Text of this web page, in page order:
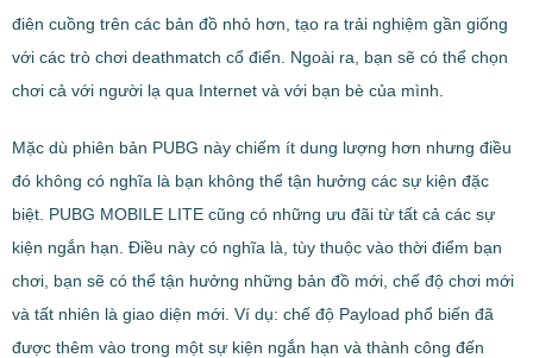
điên cuồng trên các bản đồ nhỏ hơn, tạo ra trải nghiệm gần giống
với các trò chơi deathmatch cổ điển. Ngoài ra, bạn sẽ có thể chọn
chơi cả với người lạ qua Internet và với bạn bè của mình.
Mặc dù phiên bản PUBG này chiếm ít dung lượng hơn nhưng điều
đó không có nghĩa là bạn không thể tận hưởng các sự kiện đặc
biệt. PUBG MOBILE LITE cũng có những ưu đãi từ tất cả các sự
kiện ngắn hạn. Điều này có nghĩa là, tùy thuộc vào thời điểm bạn
chơi, bạn sẽ có thể tận hưởng những bản đồ mới, chế độ chơi mới
và tất nhiên là giao diện mới. Ví dụ: chế độ Payload phổ biến đã
được thêm vào trong một sự kiện ngắn hạn và thành công đến